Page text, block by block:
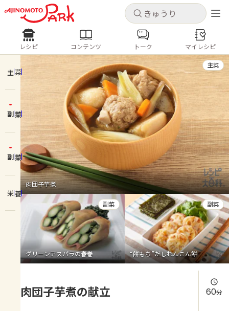
キャンセル
ログインするとレシピを保存できます
ログイン 新規登録
ホーム
コンテンツ
レシピ
トーク
よくあるお問い合わせ
お買い物
AJINOMOTO PARK とは
キャンセル
レシピ コンテンツ
人気の食材・レシピ
きゅうり なす トマト
とうもろこし
ピーマン
みょうが ゴーヤ
レシピ コンテンツ トーク マイレシピ
主菜
副菜
副菜
栄養
肉団子芋煮
主菜
グリーンアスパラの春巻
副菜
“餅もち”だしれんこん餅
副菜
肉団子芋煮の献立 60分